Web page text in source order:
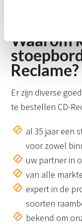
Waarom
Reclame?
Er zijn diverse
te bestellen CD-
al 35 jaar een
voor zowel
uw partner in
van alle
expert in de
soorten
bekend om